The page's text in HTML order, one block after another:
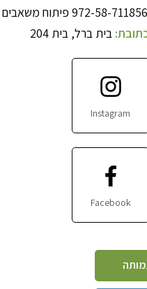
972-58-פיתוח משאבים
בית ברל, בית 204
Instagram
Facebook